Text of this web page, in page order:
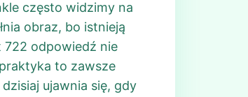
często widzimy na
obraz, bo istnieją
722 odpowiedź nie
to zawsze
ujawnia się, gdy